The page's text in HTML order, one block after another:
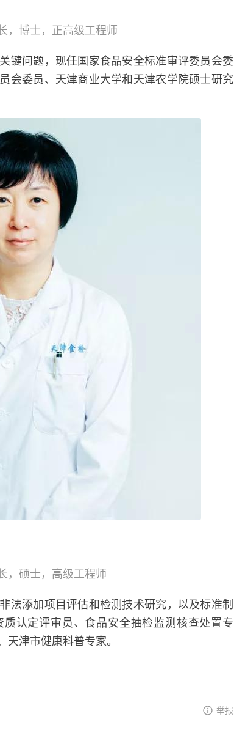
，博士，正高级工程师
键问题，现任国家食品安全标准审评委员会委
会委员、天津商业大学和天津农学院硕士研究
，硕士，高级工程师
法添加项目评估和检测技术研究，以及标准制
认定评审员、食品安全抽检监测核查处置专
津市健康科普专家。
举报